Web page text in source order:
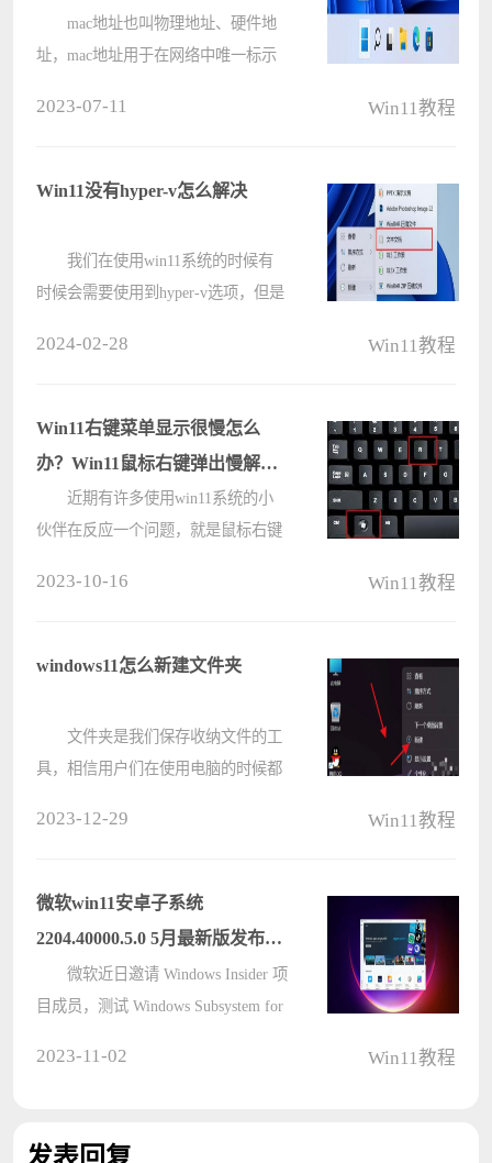
mac地址也叫物理地址、硬件地
址，mac地址用于在网络中唯一标示
作，为此非常苦恼，那么win11系统
2023-07-11 Win11教程
Win11没有hyper-v怎么解决
我们在使用win11系统的时候有
时候会需要使用到hyper-v选项，但是
的代码来进行操作就可以了，下面就
让????
2024-02-28 Win11教程
Win11右键菜单显示很慢怎么
办？Win11鼠标右键弹出慢解决
方法
近期有许多使用win11系统的小
伙伴在反应一个问题，就是鼠标右键
那么今天电脑系统之家小编就来分享
2023-10-16 Win11教程
windows11怎么新建文件夹
文件夹是我们保存收纳文件的工
具，相信用户们在使用电脑的时候都
回事？用户们可以直接的右键点击空
2023-12-29 Win11教程
微软win11安卓子系统
2204.40000.5.0 5月最新版发布
了！
微软近日邀请 Windows Insider 项
目成员，测试 Windows Subsystem for
2023-11-02 Win11教程